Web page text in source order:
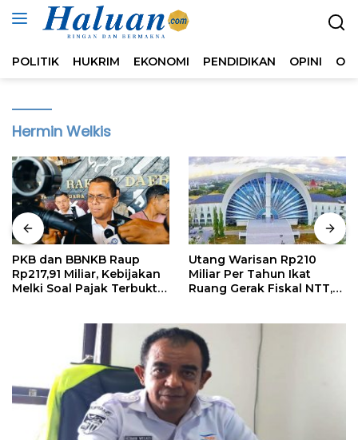
Langsung
POLITIK HUKRIM EKONOMI PENDIDIKAN OPINI
Hermin Welkis
PKB dan BBNKB Raup
Rp217,91 Miliar, Kebijakan
Melki Soal Pajak Terbukti
Utang Warisan Rp210
Miliar Per Tahun Ikat
Ruang Gerak Fiskal NTT,